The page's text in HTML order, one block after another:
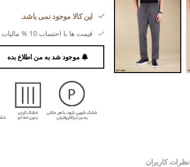
این کالا موجود نمی باشد.
قیمت ها با احتساب 10 % مالیات بر ارزش افزوده می باشد.
موجود شد به من اطلاع بده
نظرات کاربران